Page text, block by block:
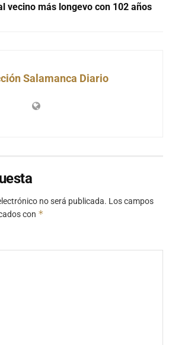
vecino más longevo con 102 años
Salamanca Diario
no será publicada. Los campos
con *